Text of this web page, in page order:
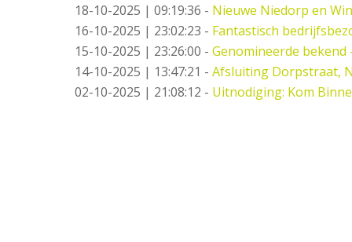
18-10-2025 | 09:19:36 - Nieuwe Niedorp en
16-10-2025 | 23:02:23 - Fantastisch
15-10-2025 | 23:26:00 - Genomineerde bekend
14-10-2025 | 13:47:21 - Afsluiting Dorpstraat,
02-10-2025 | 21:08:12 - Uitnodiging: Kom